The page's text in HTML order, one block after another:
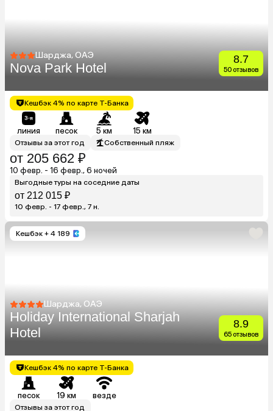
Шарджа, ОАЭ
Nova Park Hotel
8.7
50 отзывов
Кешбэк 4% по карте Т-Банка
линия песок 5 км 15 км
Отзывы за этот год Собственный пляж
от 205 662 ₽
10 февр. - 16 февр., 6 ночей
Выгодные туры на соседние даты
от 212 015 ₽
10 февр. - 17 февр., 7 н.
Кешбэк + 4 189
Шарджа, ОАЭ
Holiday International Sharjah
Hotel
8.9
65 отзывов
Кешбэк 4% по карте Т-Банка
песок 19 км везде
Отзывы за этот год